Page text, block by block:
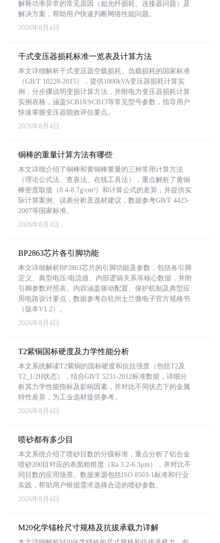
解释功率异常的常见原因（如光纤损耗、连接器问题）及
解决方案，帮助用户快速判断网络性能问题。
2026年8月4日
干式变压器损耗标准一览表及计算方法
本文详细解析干式变压器空载损耗、负载损耗的国家标准
（GB/T 10228-2015），提供1000kVA变压器损耗计算实
例，分步骤说明变损计算方法，并附电力变压器损耗计算
实例表格，涵盖SCB10/SCB13等常见型号参数，指导用户
快速掌握变压器能效评估要点。
2026年8月4日
铜棒的重量计算方法有哪些
本文详细介绍了铜棒和黄铜棒重量的三种常用计算方法
（理论公式法、查表法、在线工具法），重点解析了黄铜
棒密度取值（8.4-8.7g/cm³）和计算公式的差异，并提供实
际计算案例、误差分析及选材建议，数据参考GB/T 4423-
2007等国家标准。
2026年8月4日
BP2863芯片各引脚功能
本文详细解析BP2863芯片的引脚功能及参数，包括各引脚
定义、典型电压/电流值、内部逻辑关系等核心数据，并附
引脚参数对照表。内容涵盖驱动配置、保护机制及典型应
用电路设计要点，数据参考自杭州士兰微电子官方规格书
（版本V1.2）。
2026年8月4日
T2紫铜国标硬度及力学性能分析
本文系统解读T2紫铜的国标硬度和抗拉强度（包括T2及
T2_1/2H状态），结合GB/T 5231-2012标准数据，详细分
析其力学性能指标及影响因素，并对比不同状态下的金属
特性差异，为工业选材提供参考。
2026年8月4日
喷砂都有多少目
本文系统介绍了喷砂目数的分级标准，重点分析了铝合金
喷砂200目对应的表面粗糙度（Ra 3.2-6.3μm），并对比不
同目数的应用场景。数据来源包括ISO 8503-1标准和行业
实践，帮助用户根据需求选择合适的喷砂参数。
2026年8月4日
M20化学锚栓尺寸规格及抗拔承载力详解